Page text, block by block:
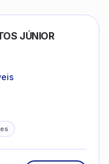
JÚNIOR